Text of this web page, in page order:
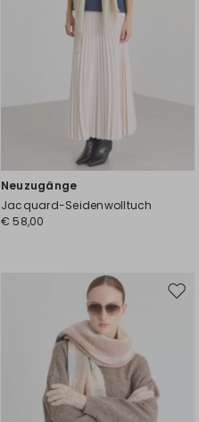
Neuzugänge
Jacquard-Seidenwolltuch
€ 58,00
Auf